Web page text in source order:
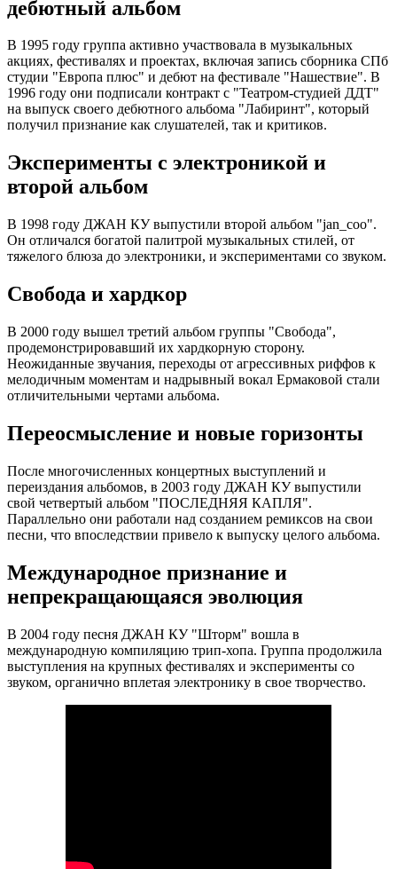
дебютный альбом
В 1995 году группа активно участвовала в музыкальных
акциях, фестивалях и проектах, включая запись сборника СПб
студии "Европа плюс" и дебют на фестивале "Нашествие". В
1996 году они подписали контракт с "Театром-студией ДДТ"
на выпуск своего дебютного альбома "Лабиринт", который
получил признание как слушателей, так и критиков.
Эксперименты с электроникой и
второй альбом
В 1998 году ДЖАН КУ выпустили второй альбом "jan_coo".
Он отличался богатой палитрой музыкальных стилей, от
тяжелого блюза до электроники, и экспериментами со звуком.
Свобода и хардкор
В 2000 году вышел третий альбом группы "Свобода",
продемонстрировавший их хардкорную сторону.
Неожиданные звучания, переходы от агрессивных риффов к
мелодичным моментам и надрывный вокал Ермаковой стали
отличительными чертами альбома.
Переосмысление и новые горизонты
После многочисленных концертных выступлений и
переиздания альбомов, в 2003 году ДЖАН КУ выпустили
свой четвертый альбом "ПОСЛЕДНЯЯ КАПЛЯ".
Параллельно они работали над созданием ремиксов на свои
песни, что впоследствии привело к выпуску целого альбома.
Международное признание и
непрекращающаяся эволюция
В 2004 году песня ДЖАН КУ "Шторм" вошла в
международную компиляцию трип-хопа. Группа продолжила
выступления на крупных фестивалях и эксперименты со
звуком, органично вплетая электронику в свое творчество.